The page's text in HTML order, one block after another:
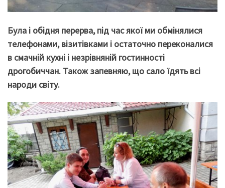
Була і обідня перерва, під час якої ми обмінялися
телефонами, візитівками і остаточно переконалися
в смачній кухні і незрівняній гостинності
дрогобиччан. Також запевняю, що сало їдять всі
народи світу.